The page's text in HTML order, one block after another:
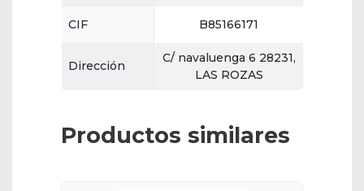
CIF B85166171
Dirección
C/ navaluenga 6 28231,
LAS ROZAS
Productos similares